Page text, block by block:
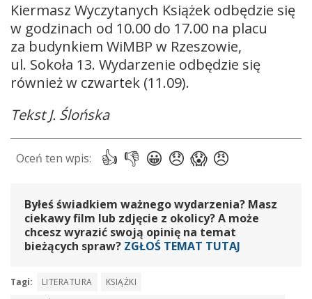
Kiermasz Wyczytanych Książek odbędzie się
w godzinach od 10.00 do 17.00 na placu
za budynkiem WiMBP w Rzeszowie,
ul. Sokoła 13. Wydarzenie odbędzie się
również w czwartek (11.09).
Tekst J. Ślońska
Byłeś świadkiem ważnego wydarzenia? Masz
ciekawy film lub zdjęcie z okolicy? A może
chcesz wyrazić swoją opinię na temat
bieżących spraw? ZGŁOŚ TEMAT TUTAJ
Tagi: LITERATURA
KSIĄŻKI